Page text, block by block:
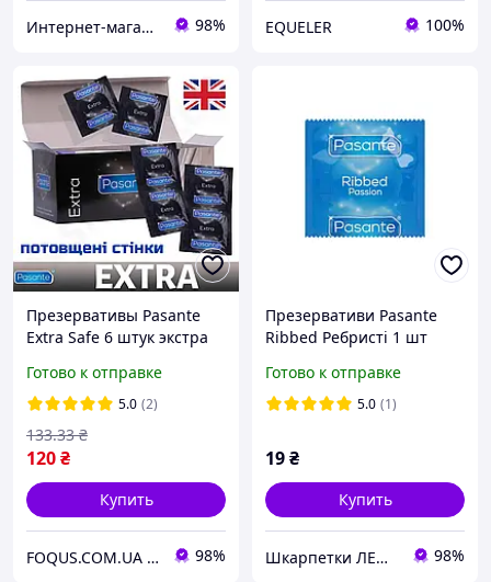
Интернет-магазин «Оptsexshop» 98% EQUELER 100%
Презервативы Pasante
Extra Safe 6 штук экстра
для анального секса
Готово к отправке
5.0 (2)
120₴
133.33 ₴
Купить
FOQUS.COM.UA ● Интернет магазин Фокус 98%
Презервативи Pasante
Ribbed Ребристі 1 шт
Готово к отправке
5.0 (1)
19₴
Купить
Шкарпетки ЛЕО- якісні шкарпетки від Українського виробника 98%